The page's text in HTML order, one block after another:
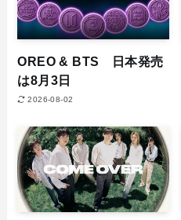
OREO & BTS 日本発売
は8月3日
2026-08-02